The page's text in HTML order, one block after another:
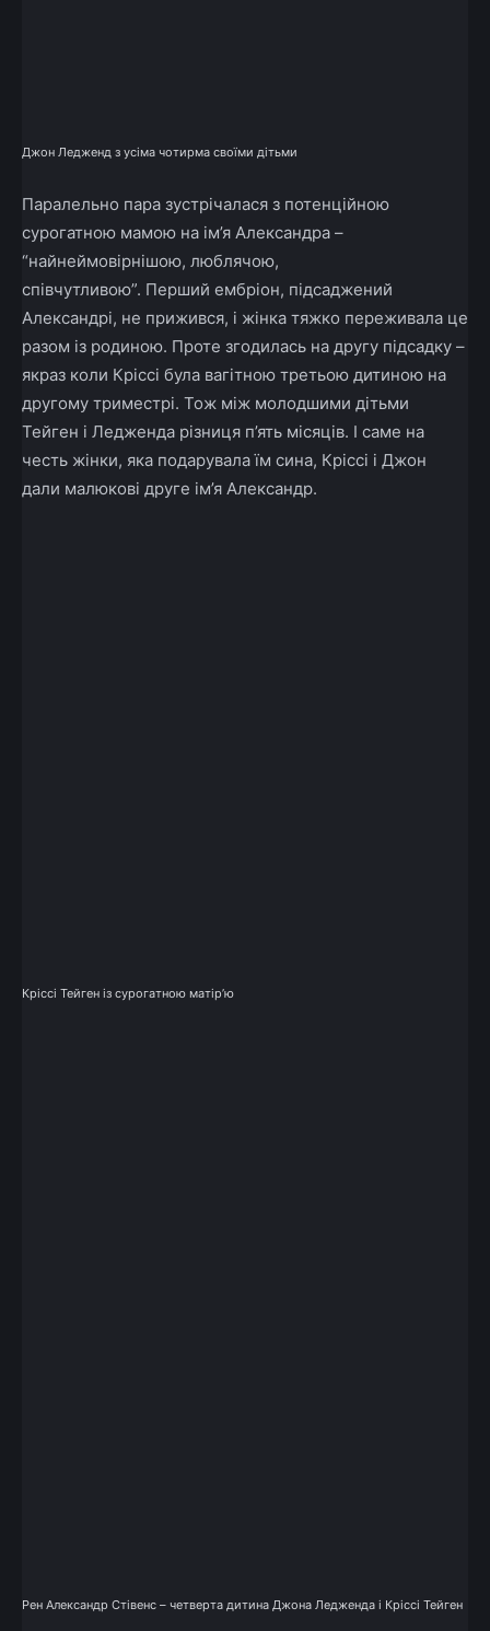
Джон Ледженд з усіма чотирма своїми дітьми
Паралельно пара зустрічалася з потенційною
сурогатною мамою на ім’я Александра –
“найнеймовірнішою, люблячою,
співчутливою”. Перший ембріон, підсаджений
Александрі, не прижився, і жінка тяжко переживала це
разом із родиною. Проте згодилась на другу підсадку –
якраз коли Кріссі була вагітною третьою дитиною на
другому триместрі. Тож між молодшими дітьми
Тейген і Ледженда різниця п’ять місяців. І саме на
честь жінки, яка подарувала їм сина, Кріссі і Джон
дали малюкові друге ім’я Александр.
Кріссі Тейген із сурогатною матір’ю
Рен Александр Стівенс – четверта дитина Джона Ледженда і Кріссі Тейген